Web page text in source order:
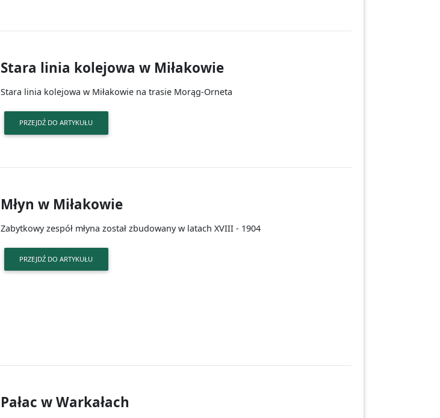
Stara linia kolejowa w Miłakowie
Stara linia kolejowa w Miłakowie na trasie Morąg-Orneta
PRZEJDŹ DO ARTYKUŁU
Młyn w Miłakowie
Zabytkowy zespół młyna został zbudowany w latach XVIII - 1904
PRZEJDŹ DO ARTYKUŁU
Pałac w Warkałach